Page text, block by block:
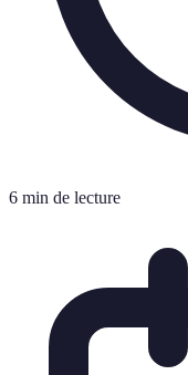
6 min de lecture